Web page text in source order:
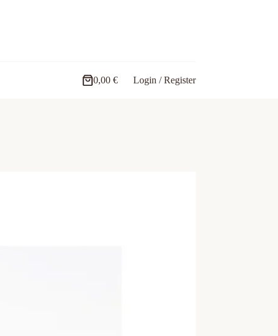
Carro
0,00 € Login / Register